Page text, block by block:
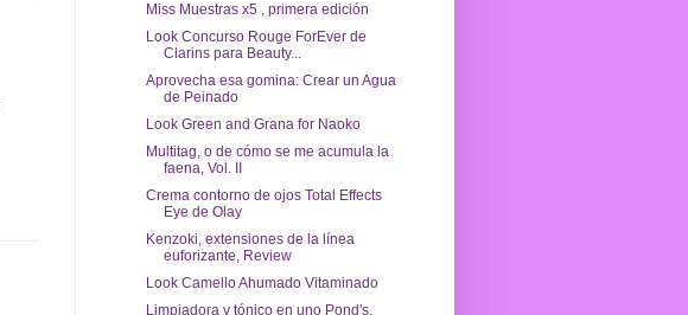
Miss Muestras x5 , primera edición
Look Concurso Rouge ForEver de
Clarins para Beauty...
Aprovecha esa gomina: Crear un Agua
de Peinado
Look Green and Grana for Naoko
Multitag, o de cómo se me acumula la
faena, Vol. II
Crema contorno de ojos Total Effects
Eye de Olay
Kenzoki, extensiones de la línea
euforizante, Review
Look Camello Ahumado Vitaminado
Limpiadora y tónico en uno Pond's,